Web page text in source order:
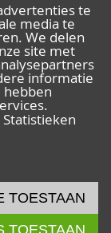
te
media te
We delen
site met
informatie
hebben
Statistieken
TOESTAAN
TOESTAAN